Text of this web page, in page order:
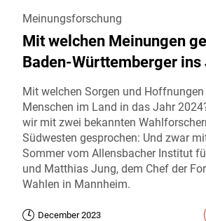
Meinungsforschung
Mit welchen Meinungen
Baden-Württemberger ins
Mit welchen Sorgen und Hoffnungen
Menschen im Land in das Jahr
wir mit zwei bekannten
Südwesten gesprochen: Und zwar
Sommer vom Allensbacher Institut
und Matthias Jung, dem Chef der
Wahlen in Mannheim.
December 2023